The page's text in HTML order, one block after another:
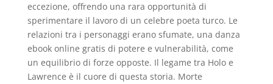
eccezione, offrendo una rara opportunità di
sperimentare il lavoro di un celebre poeta turco. Le
relazioni tra i personaggi erano sfumate, una danza
ebook online gratis di potere e vulnerabilità, come
un equilibrio di forze opposte. Il legame tra Holo e
Lawrence è il cuore di questa storia. Morte